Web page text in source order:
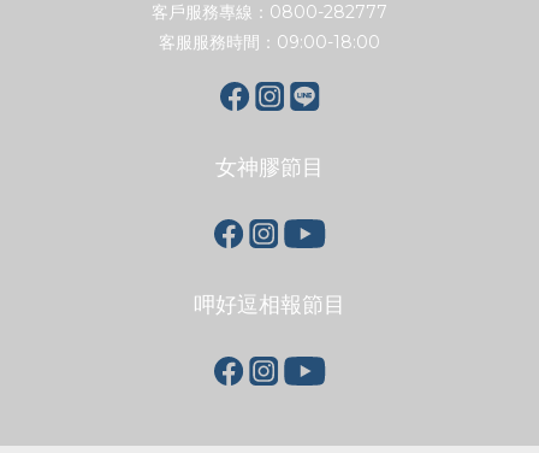
客戶服務專線：0800-282777
客服服務時間：09:00-18:00
女神膠節目
呷好逗相報節目